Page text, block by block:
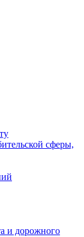
сферы,
и дорожного